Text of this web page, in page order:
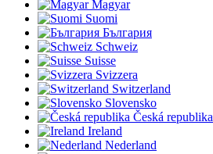
Magyar
Suomi
България
Schweiz
Suisse
Svizzera
Switzerland
Slovensko
Česká republika
Ireland
Nederland